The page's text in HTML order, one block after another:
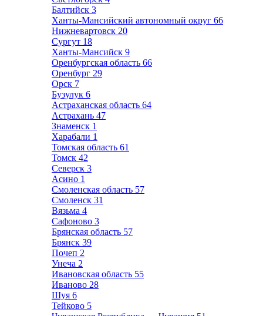
Балтийск 3
Ханты-Мансийский автономный округ 66
Нижневартовск 20
Сургут 18
Ханты-Мансийск 9
Оренбургская область 66
Оренбург 29
Орск 7
Бузулук 6
Астраханская область 64
Астрахань 47
Знаменск 1
Харабали 1
Томская область 61
Томск 42
Северск 3
Асино 1
Смоленская область 57
Смоленск 31
Вязьма 4
Сафоново 3
Брянская область 57
Брянск 39
Почеп 2
Унеча 2
Ивановская область 55
Иваново 28
Шуя 6
Тейково 5